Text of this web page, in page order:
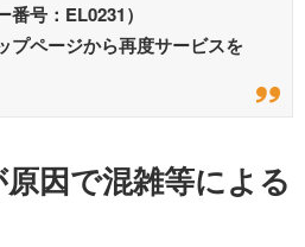
号：EL0231）
プページから再度サービスを
因で混雑等による